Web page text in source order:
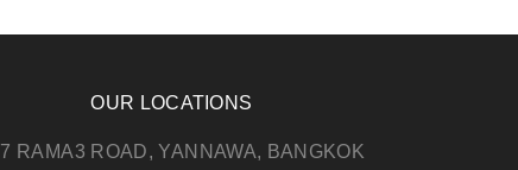
OUR LOCATIONS
RAMA3 ROAD, YANNAWA, BANGKOK